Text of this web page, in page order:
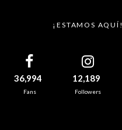
¡ESTAMOS AQUÍ!
36,994
Fans
12,189
Followers